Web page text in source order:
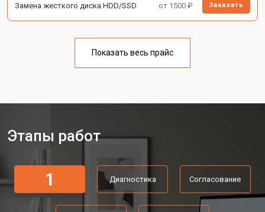
Замена жесткого диска HDD/SSD от 1500 ₽ Заказать
Показать весь прайс
Этапы работ
1 Диагностика Согласование